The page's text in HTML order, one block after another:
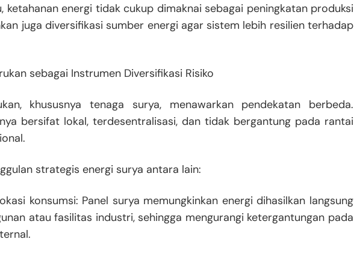
ketahanan energi tidak cukup dimaknai sebagai peningkatan produksi
juga diversifikasi sumber energi agar sistem lebih resilien terhadap
sebagai Instrumen Diversifikasi Risiko
khususnya tenaga surya, menawarkan pendekatan berbeda.
bersifat lokal, terdesentralisasi, dan tidak bergantung pada rantai
strategis energi surya antara lain:
konsumsi: Panel surya memungkinkan energi dihasilkan langsung
atau fasilitas industri, sehingga mengurangi ketergantungan pada